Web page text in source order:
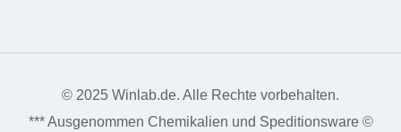
© 2025 Winlab.de. Alle Rechte vorbehalten.
*** Ausgenommen Chemikalien und Speditionsware ©